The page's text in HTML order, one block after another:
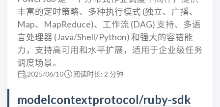
丰富的定时策略、多种执行模式 (独立、广播、
Map、MapReduce)、工作流 (DAG) 支持、多语
言处理器 (Java/Shell/Python) 和强大的容错能
力，支持高可用和水平扩展，适用于企业级任务
调度场景。
2025/06/10 阅读时长: 2 分钟
modelcontextprotocol/ruby-sdk